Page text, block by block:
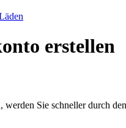
erstellen
Sie schneller durch